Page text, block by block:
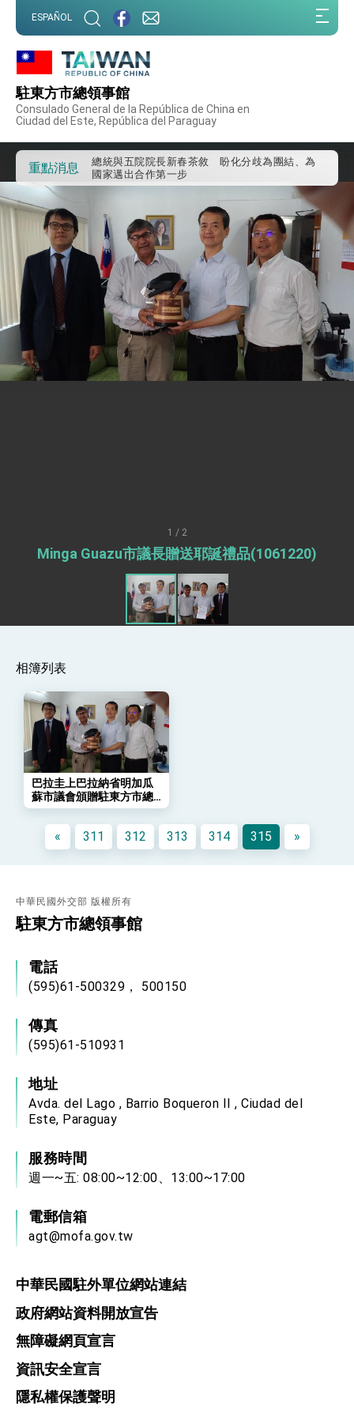
ESPAÑOL
駐東方市總領事館
Consulado General de la República de China en
Ciudad del Este, República del Paraguay
重點消息
事處」，進一步深化台美交流合作
第一屆亞太在宅醫療大會開幕 總統盼分享臺灣
外交部發布WHA文宣影片「台灣醫療點亮世界」
及「台灣智慧醫療與健康產業展」預告短片，向
世界展現台灣守護全球健康的創新能量
總統出訪史瓦帝尼返國談話 強調臺灣人有權利
走向世界 盼與理念相近國家共同維護國際秩序
堅定走向世界 賴總統抵達史瓦帝尼王國進行國是
訪問
總統與五院院長新春茶敘 盼化分歧為團結、為
國家邁出合作第一步
台美貿易協議完成簽署達成6大目標、創5大歷史
性突破 總統強調將以3大面向加速臺灣經濟轉型
升級 籲請立院全力支持並盡速通過
臺美簽署「對等貿易協定」確立對等關稅15%且不
疊加 我輸美2072項產品豁免對等關稅
總統接受「法新社」（AFP）專訪內容
外交部長林佳龍於《外交事務》撰文指出：自由
世界 需要台灣，團結合作方能守護繁榮
外交部長林佳龍出席《台灣光華雜誌》50週年慶
「見證蛻變，分享世界的光華」開幕式，期許數
位轉 型迎向下個50年
總統主持「台美經濟繁榮夥伴對話」記者會 說
卓揆：臺美關稅談判階段性結果有助臺灣取得有
利戰略地位 全力支持「臺美對等貿易協定」簽署
外交部與數位發展部攜手合作，整合台灣雄厚數
位實力，達成固邦榮邦目標
外交部長林佳龍主持第35次「參與亞太經濟合作
策略小組」跨部會會議
總統主持「守護民主台灣國安行動方案」記者
會 強調以實力守護台海和平 以決心掌握國家
命運
變局中 奮起的新臺灣 總統發表國慶演說
總統發表執政周年談話 盼面對未來挑戰 堅持
團結 迎風轉型 穩健前行
賴總統就職演說影片
總統重要談話
外交部重要言論
事處」，進一步深化台美交流合作
1 / 2
Minga Guazu市議長贈送耶誕禮品(1061220)
相簿列表
巴拉圭上巴拉納省明加瓜
蘇市議會頒贈駐東方市總
領事館感謝狀
« 311 312 313 314 315 »
中華民國外交部 版權所有
駐東方市總領事館
電話
(595)61-500329， 500150
傳真
(595)61-510931
地址
Avda. del Lago , Barrio Boqueron II , Ciudad del
Este, Paraguay
服務時間
週一~五: 08:00~12:00、13:00~17:00
電郵信箱
agt@mofa.gov.tw
中華民國駐外單位網站連結
政府網站資料開放宣告
無障礙網頁宣言
資訊安全宣言
隱私權保護聲明